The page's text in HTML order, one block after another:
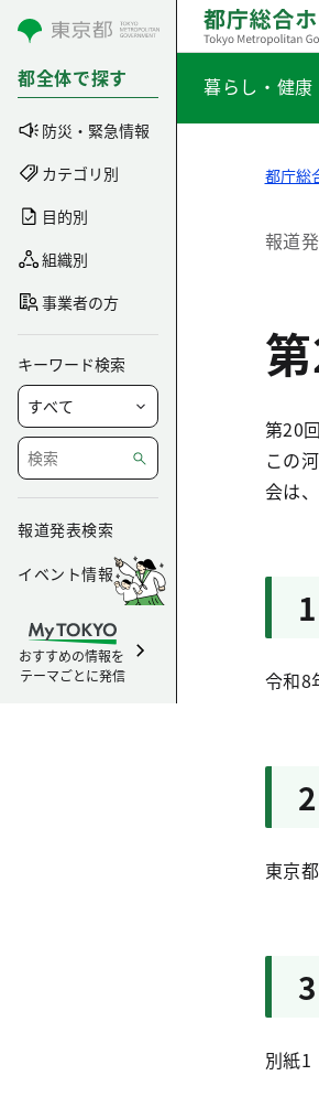
コンテンツにスキップ
都全体で探す
防災・緊急情報
カテゴリ別
目的別
組織別
事業者の方
キーワード検索
報道発表検索
イベント情報
おすすめの情報を
テーマごとに発信
暮らし・健康
都庁総
報道
第20
この
会は
令和8
東京
別紙1